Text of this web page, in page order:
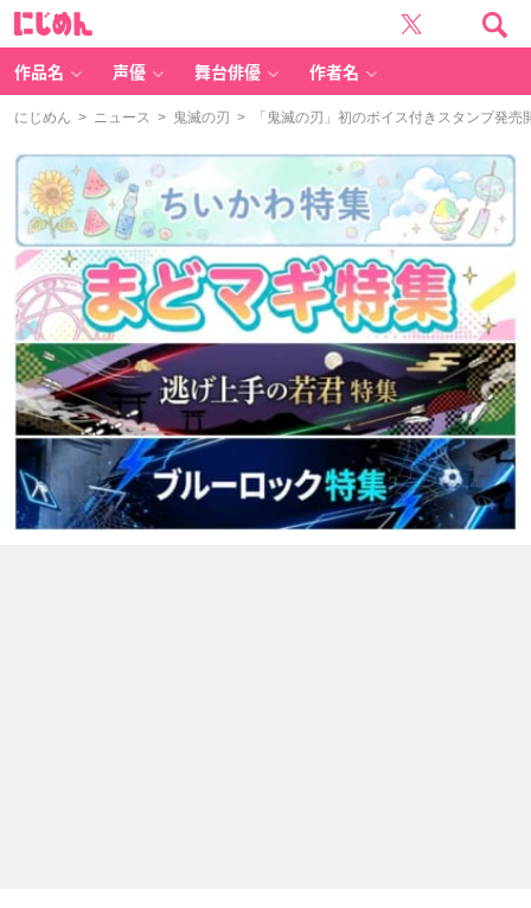
作品名 声優 舞台俳優 作者名
にじめん > ニュース > 鬼滅の刃 > 「鬼滅の刃」初のボイス付きスタンプ発売